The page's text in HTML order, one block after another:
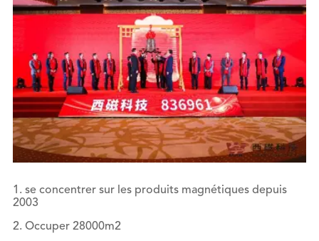
1. se concentrer sur les produits magnétiques depuis
2003
2. Occuper 28000m2